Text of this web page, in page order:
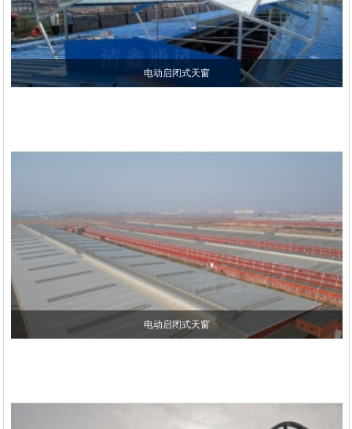
电动启闭式天窗
电动启闭式天窗